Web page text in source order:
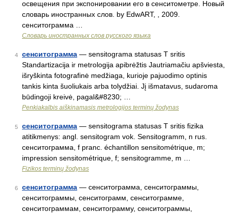
освещения при экспонировании его в сенситометре. Новый
словарь иностранных слов. by EdwART, , 2009.
сенситограмма …
Словарь иностранных слов русского языка
4 сенситограмма — sensitograma statusas T sritis
Standartizacija ir metrologija apibrėžtis Jautriamačiu apšviesta,
išryškinta fotografinė medžiaga, kurioje pajuodimo optinis
tankis kinta šuoliukais arba tolydžiai. Jį išmatavus, sudaroma
būdingoji kreivė, pagal&#8230; …
Penkiakalbis aiškinamasis metrologijos terminų žodynas
5 сенситограмма — sensitograma statusas T sritis fizika
atitikmenys: angl. sensitogram vok. Sensitogramm, n rus.
сенситограмма, f pranc. échantillon sensitométrique, m;
impression sensitométrique, f; sensitogramme, m …
Fizikos terminų žodynas
6 сенситограмма — сенситограмма, сенситограммы,
сенситограммы, сенситограмм, сенситограмме,
сенситограммам, сенситограмму, сенситограммы,